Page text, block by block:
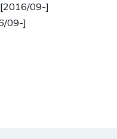
[2016/09-]
09-]